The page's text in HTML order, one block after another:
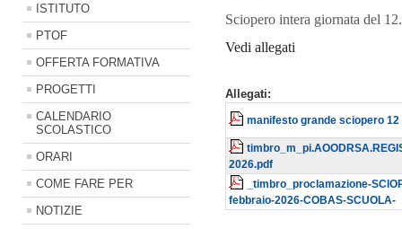
ISTITUTO
PTOF
OFFERTA FORMATIVA
PROGETTI
CALENDARIO
SCOLASTICO
ORARI
COME FARE PER
NOTIZIE
Sciopero intera giornata del
Vedi allegati
Allegati:
manifesto grande sciopero 12
2026.pdf
_timbro_proclamazione-
febbraio-2026-COBAS-SCUOLA-